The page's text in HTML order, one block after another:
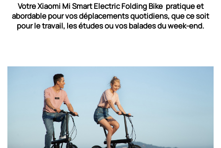
VotreXiaomi Mi Smart Electric Folding Bikepratique et
abordable pour vos déplacements quotidiens, que ce soit
pour le travail, les études ou vos balades du week-end.